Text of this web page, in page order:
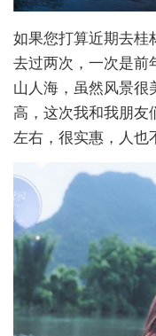
如果您打算近期去桂
去过两次，一次是前
山人海，虽然风景
高，这次我和我朋友
左右，很实惠，人也